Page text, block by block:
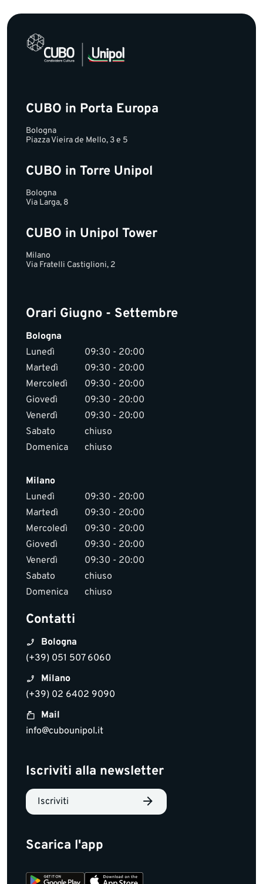
CUBO in Porta Europa
Bologna
Piazza Vieira de Mello, 3 e 5
CUBO in Torre Unipol
Bologna
Via Larga, 8
CUBO in Unipol Tower
Milano
Via Fratelli Castiglioni, 2
Orari Giugno - Settembre
Bologna
Lunedì
09:30 - 20:00
Martedì
09:30 - 20:00
Mercoledì
09:30 - 20:00
Giovedì
09:30 - 20:00
Venerdì
09:30 - 20:00
Sabato
chiuso
Domenica
chiuso
Milano
Lunedì
09:30 - 20:00
Martedì
09:30 - 20:00
Mercoledì
09:30 - 20:00
Giovedì
09:30 - 20:00
Venerdì
09:30 - 20:00
Sabato
chiuso
Domenica
chiuso
Contatti
Bologna
(+39) 051 507 6060
Milano
(+39) 02 6402 9090
Mail
info@cubounipol.it
Iscriviti alla newsletter
Iscriviti
Scarica l'app